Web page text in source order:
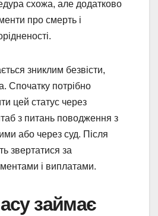
схожа, але додатково
про смерть і
зниклим безвісти,
Спочатку потрібно
цей статус через
з питань поводження з
або через суд. Після
звертатися за
і виплатами.
займає